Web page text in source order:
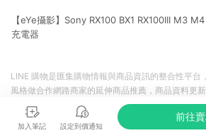
【eYe攝影】Sony RX100 BX1 RX100III M3
充電器
加入筆記 設定到價通知
前往
LINE 購物是匯集購物情報與商品資訊的整合性平台
風格做合作網路商家的延伸商品推薦，商品資料更
商品至各合作網路商家，確認現售價與購物條件，
準。